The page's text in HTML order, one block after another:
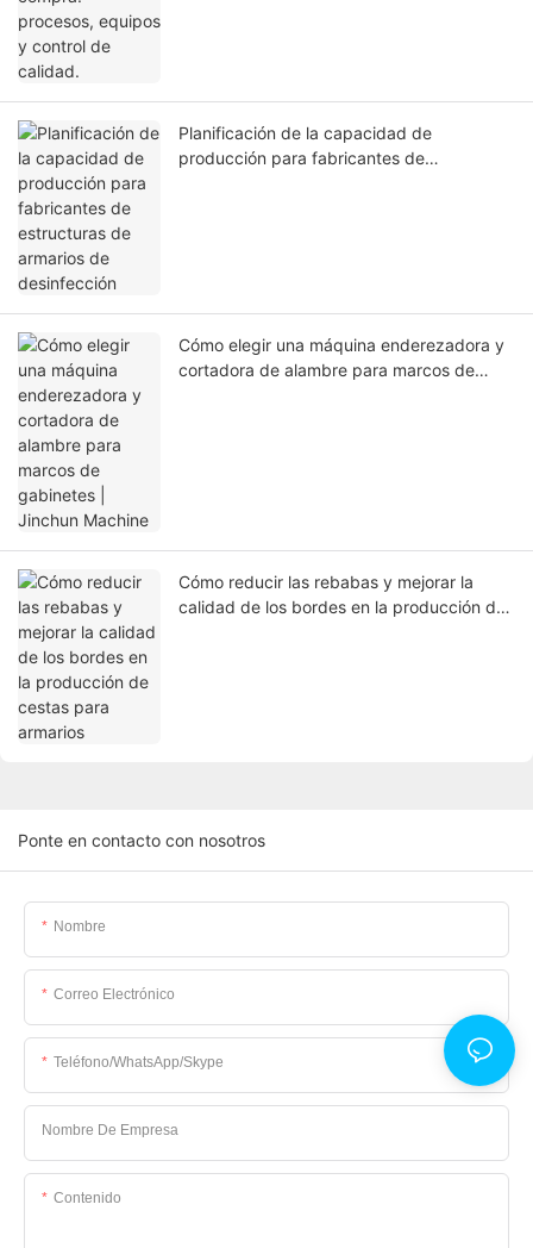
Planificación de la capacidad de
producción para fabricantes de
Cómo elegir una máquina enderezadora y
cortadora de alambre para marcos de
Cómo reducir las rebabas y mejorar la
calidad de los bordes en la producción de
Ponte en contacto con nosotros
Nombre
Correo Electrónico
Teléfono/WhatsApp/Skype
Nombre De Empresa
Contenido